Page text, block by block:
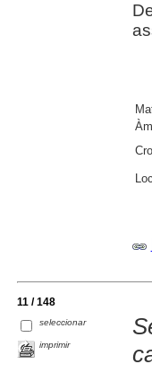
11 / 148
seleccionar
imprimir